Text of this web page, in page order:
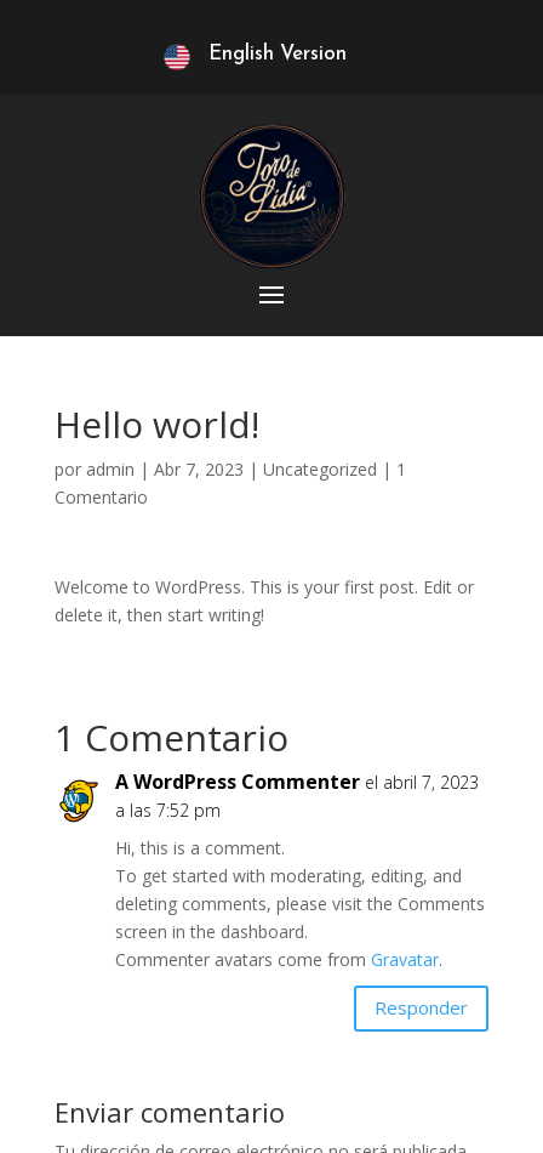
English Version
Hello world!
por admin | Abr 7, 2023 | Uncategorized | 1
Comentario
Welcome to WordPress. This is your first post. Edit or
delete it, then start writing!
1 Comentario
A WordPress Commenter el abril 7, 2023
a las 7:52 pm
Hi, this is a comment.
To get started with moderating, editing, and
deleting comments, please visit the Comments
screen in the dashboard.
Commenter avatars come from Gravatar.
Responder
Enviar comentario